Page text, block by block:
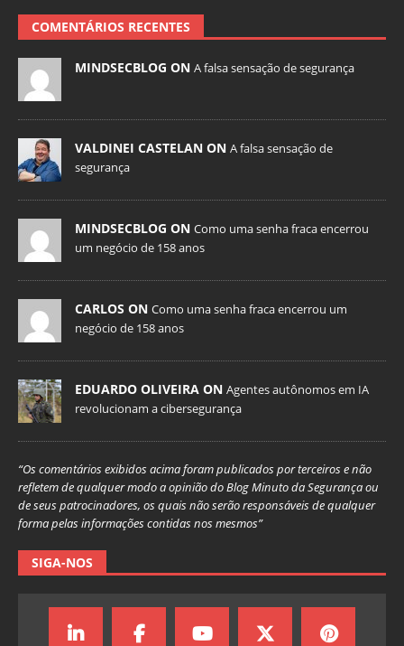
COMENTÁRIOS RECENTES
MINDSECBLOG ON A falsa sensação de segurança
VALDINEI CASTELAN ON A falsa sensação de
segurança
MINDSECBLOG ON Como uma senha fraca encerrou
um negócio de 158 anos
CARLOS ON Como uma senha fraca encerrou um
negócio de 158 anos
EDUARDO OLIVEIRA ON Agentes autônomos em IA
revolucionam a cibersegurança
“Os comentários exibidos acima foram publicados por terceiros e não
refletem de qualquer modo a opinião do Blog Minuto da Segurança ou
de seus patrocinadores, os quais não serão responsáveis de qualquer
forma pelas informações contidas nos mesmos”
SIGA-NOS